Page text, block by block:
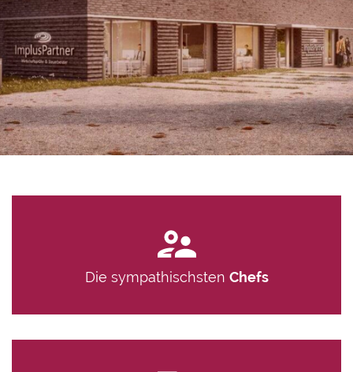
Die sympathischsten Chefs